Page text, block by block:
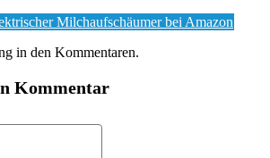
Milchaufschäumer bei Amazon
in den Kommentaren.
Kommentar